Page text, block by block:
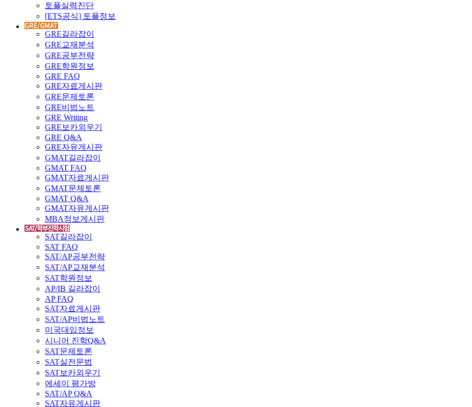
토플실력진단
[ETS공식] 토플정보
GRE길라잡이
GRE교재분석
GRE공부전략
GRE학원정보
GRE FAQ
GRE자료게시판
GRE문제토론
GRE비법노트
GRE Writing
GRE보카외우기
GRE Q&A
GRE자유게시판
GMAT길라잡이
GMAT FAQ
GMAT자료게시판
GMAT문제토론
GMAT Q&A
GMAT자유게시판
MBA정보게시판
SAT길라잡이
SAT FAQ
SAT/AP공부전략
SAT/AP교재분석
SAT학원정보
AP/IB 길라잡이
AP FAQ
SAT자료게시판
SAT/AP비법노트
미국대입정보
시니어 진학Q&A
SAT문제토론
SAT실전문법
SAT보카외우기
에세이 평가방
SAT/AP Q&A
SAT자유게시판